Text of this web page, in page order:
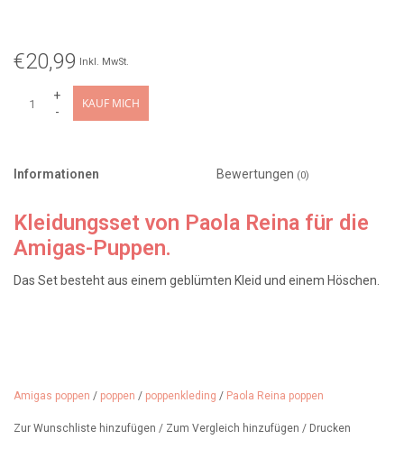
€20,99 Inkl. MwSt.
+
-
KAUF MICH
Informationen Bewertungen (0)
Kleidungsset von Paola Reina für die
Amigas-Puppen.
Das Set besteht aus einem geblümten Kleid und einem Höschen.
Alter: ab 3 Jahren
Amigas poppen / poppen / poppenkleding / Paola Reina poppen
Zur Wunschliste hinzufügen / Zum Vergleich hinzufügen / Drucken